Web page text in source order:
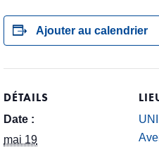
Ajouter au calendrier
DÉTAILS
Date :
mai 19